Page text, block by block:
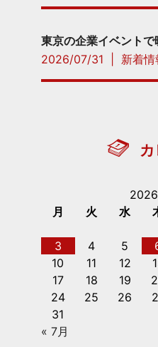
東京の企業イベント
2026/07/31
新着情
月
火 水
3
4 5
10
11 12
17
18 19
24
25 26
31
« 7月